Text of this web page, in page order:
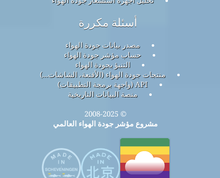
أسئلة مكررة
مصدر بيانات جودة الهواء
حساب مؤشر جودة الهواء
التنبؤ بجودة الهواء
منتجات جودة الهواء (الأقنعة، الشاشات...)
API (واجهة برمجة التطبيقات)
منصة البيانات التاريخية
© 2008-2025
مشروع مؤشر جودة الهواء العالمي